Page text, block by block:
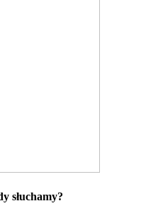
słuchamy?